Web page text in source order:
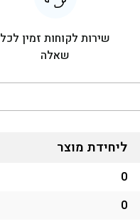
שירות לקוחות זמין לכל
שאלה
ליחידת מוצר
0
0